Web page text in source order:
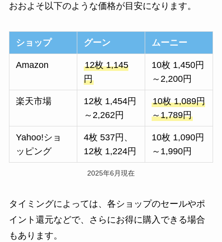
おおよそ以下のような価格が目安になります。
ショップ グーン ムーニー
Amazon
12枚 1,145
円
10枚 1,450円
～2,200円
楽天市場
12枚 1,454円
～2,262円
10枚 1,089円
～1,789円
Yahoo!ショ
ッピング
4枚 537円、
12枚 1,224円
10枚 1,090円
～1,990円
2025年6月現在
タイミングによっては、各ショップのセールやポ
イント還元などで、さらにお得に購入できる場合
もあります。